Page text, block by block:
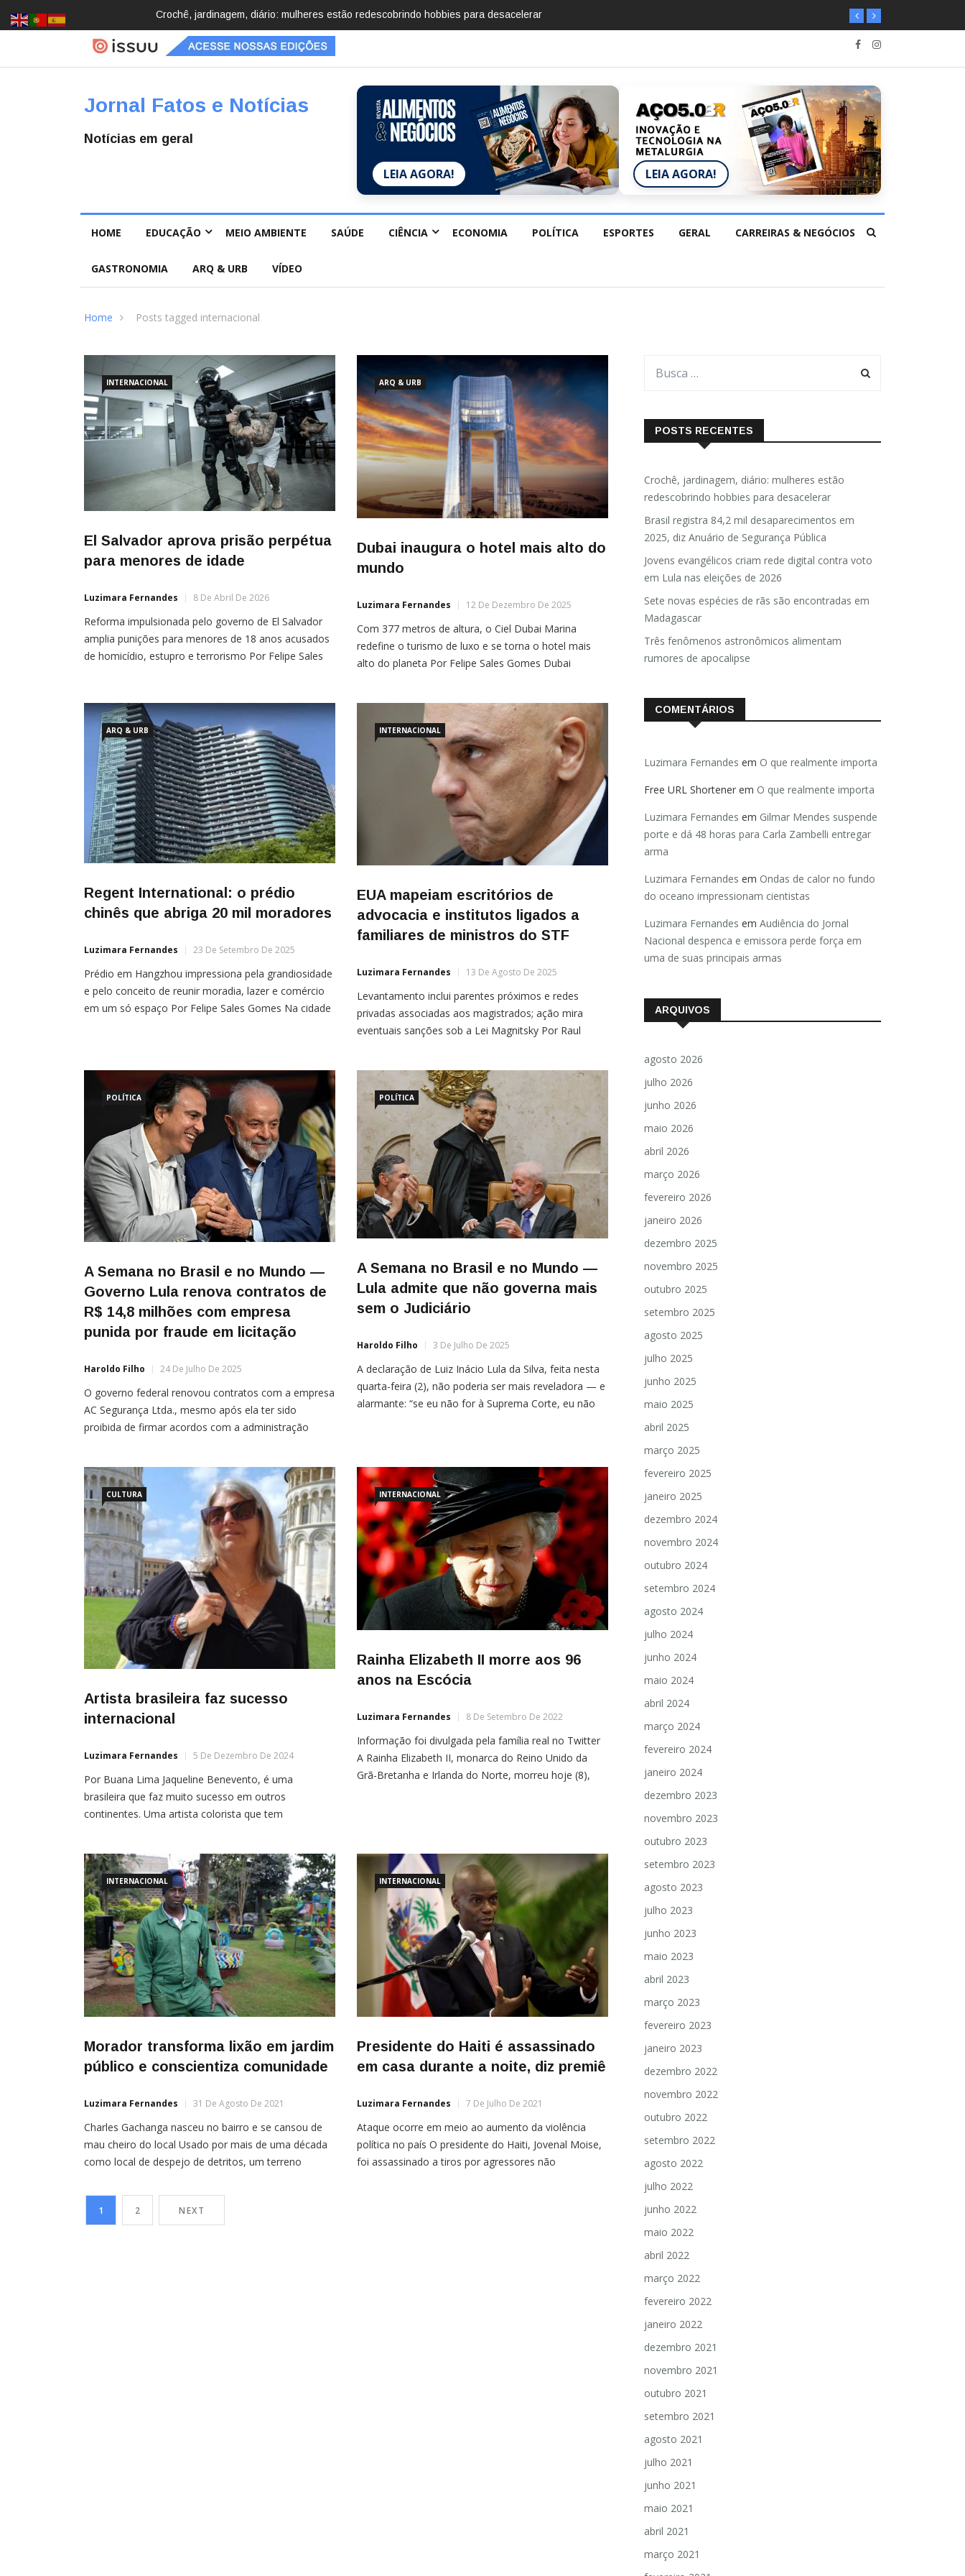
Brasil registra 84,2 mil desaparecimentos em 2025, diz Anuário de Segurança Pública
Jornal Fatos e Notícias
Notícias em geral
LEIA AGORA! LEIA AGORA!
HOME EDUCAÇÃO MEIO AMBIENTE SAÚDE CIÊNCIA ECONOMIA POLÍTICA ESPORTES GERAL CARREIRAS & NEGÓCIOS
GASTRONOMIA ARQ & URB VÍDEO
Home Posts tagged internacional
INTERNACIONAL
El Salvador aprova prisão perpétua
para menores de idade
Luzimara Fernandes 8 De Abril De 2026
Reforma impulsionada pelo governo de El Salvador
amplia punições para menores de 18 anos acusados
de homicídio, estupro e terrorismo Por Felipe Sales
passa a permitir a aplicação de prisão perpétua a
ARQ & URB
Dubai inaugura o hotel mais alto do
mundo
Luzimara Fernandes 12 De Dezembro De 2025
Com 377 metros de altura, o Ciel Dubai Marina
redefine o turismo de luxo e se torna o hotel mais
alto do planeta Por Felipe Sales Gomes Dubai
oficialmente nesta semana, acaba de assumir o
posto de hotel mais alto do mundo. Com […]
ARQ & URB
Regent International: o prédio
chinês que abriga 20 mil moradores
Luzimara Fernandes 23 De Setembro De 2025
Prédio em Hangzhou impressiona pela grandiosidade
e pelo conceito de reunir moradia, lazer e comércio
em um só espaço Por Felipe Sales Gomes Na cidade
se do Regent International, um dos maiores edifícios
INTERNACIONAL
EUA mapeiam escritórios de
advocacia e institutos ligados a
familiares de ministros do STF
Luzimara Fernandes 13 De Agosto De 2025
Levantamento inclui parentes próximos e redes
privadas associadas aos magistrados; ação mira
eventuais sanções sob a Lei Magnitsky Por Raul
advocacia pertencentes a familiares de ministros do
Supremo Tribunal Federal (STF). A apuração inclui
filhos, cônjuges e parentes
POLÍTICA
A Semana no Brasil e no Mundo —
Governo Lula renova contratos de
R$ 14,8 milhões com empresa
punida por fraude em licitação
Haroldo Filho 24 De Julho De 2025
O governo federal renovou contratos com a empresa
AC Segurança Ltda., mesmo após ela ter sido
proibida de firmar acordos com a administração
mantidas por ao menos quatro ministérios, em
desacordo com a Lei 14.133/2021, que rege as
licitações e […]
POLÍTICA
A Semana no Brasil e no Mundo —
Lula admite que não governa mais
sem o Judiciário
Haroldo Filho 3 De Julho De 2025
A declaração de Luiz Inácio Lula da Silva, feita nesta
quarta-feira (2), não poderia ser mais reveladora — e
alarmante: “se eu não for à Suprema Corte, eu não
a substituição do […]
CULTURA
Artista brasileira faz sucesso
internacional
Luzimara Fernandes 5 De Dezembro De 2024
Por Buana Lima Jaqueline Benevento, é uma
brasileira que faz muito sucesso em outros
continentes. Uma artista colorista que tem
participa, seja em exposições coletivas ou mostras
individuais.Jaqueline iniciou seu trabalho há 13 anos
— quando passou pela perda do seu […]
INTERNACIONAL
Rainha Elizabeth II morre aos 96
anos na Escócia
Luzimara Fernandes 8 De Setembro De 2022
Informação foi divulgada pela família real no Twitter
A Rainha Elizabeth II, monarca do Reino Unido da
Grã-Bretanha e Irlanda do Norte, morreu hoje (8),
INTERNACIONAL
Morador transforma lixão em jardim
público e conscientiza comunidade
Luzimara Fernandes 31 De Agosto De 2021
Charles Gachanga nasceu no bairro e se cansou de
mau cheiro do local Usado por mais de uma década
como local de despejo de detritos, um terreno
Quênia, Nairobi, foi transformado pela ação de um
residente inconformado com o mau cheiro do local.O
INTERNACIONAL
Presidente do Haiti é assassinado
em casa durante a noite, diz premiê
Luzimara Fernandes 7 De Julho De 2021
Ataque ocorre em meio ao aumento da violência
política no país O presidente do Haiti, Jovenal Moise,
foi assassinado a tiros por agressores não
1 2 NEXT
POSTS RECENTES
Crochê, jardinagem, diário: mulheres estão
redescobrindo hobbies para desacelerar
Brasil registra 84,2 mil desaparecimentos em
2025, diz Anuário de Segurança Pública
Jovens evangélicos criam rede digital contra voto
em Lula nas eleições de 2026
Sete novas espécies de rãs são encontradas em
Madagascar
Três fenômenos astronômicos alimentam
rumores de apocalipse
COMENTÁRIOS
Luzimara Fernandes em O que realmente importa
Free URL Shortener em O que realmente importa
Luzimara Fernandes em Gilmar Mendes suspende
porte e dá 48 horas para Carla Zambelli entregar
arma
Luzimara Fernandes em Ondas de calor no fundo
do oceano impressionam cientistas
Luzimara Fernandes em Audiência do Jornal
Nacional despenca e emissora perde força em
uma de suas principais armas
ARQUIVOS
agosto 2026
julho 2026
junho 2026
maio 2026
abril 2026
março 2026
fevereiro 2026
janeiro 2026
dezembro 2025
novembro 2025
outubro 2025
setembro 2025
agosto 2025
julho 2025
junho 2025
maio 2025
abril 2025
março 2025
fevereiro 2025
janeiro 2025
dezembro 2024
novembro 2024
outubro 2024
setembro 2024
agosto 2024
julho 2024
junho 2024
maio 2024
abril 2024
março 2024
fevereiro 2024
janeiro 2024
dezembro 2023
novembro 2023
outubro 2023
setembro 2023
agosto 2023
julho 2023
junho 2023
maio 2023
abril 2023
março 2023
fevereiro 2023
janeiro 2023
dezembro 2022
novembro 2022
outubro 2022
setembro 2022
agosto 2022
julho 2022
junho 2022
maio 2022
abril 2022
março 2022
fevereiro 2022
janeiro 2022
dezembro 2021
novembro 2021
outubro 2021
setembro 2021
agosto 2021
julho 2021
junho 2021
maio 2021
abril 2021
março 2021